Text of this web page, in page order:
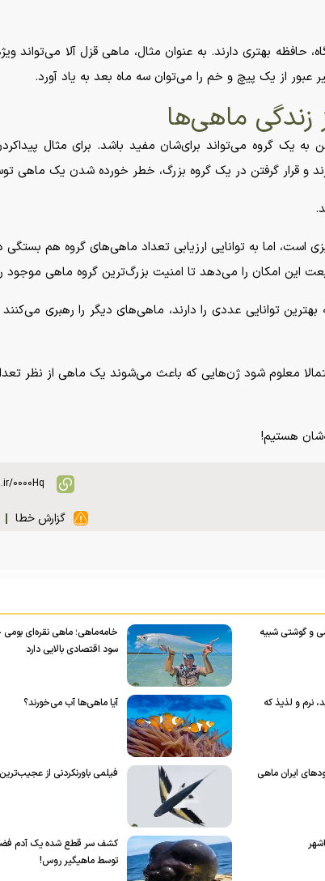
حافظه بهتری دارند. به عنوان مثال، ماهی قزل آلا می‌تواند
عبور از یک پیچ و خم را می‌توان سه ماه بعد به یاد آورد.
ماهی‌ها
به یک گروه می‌تواند برای‌شان مفید باشد. برای مثال
و قرار گرفتن در یک گروه بزرگ، خطر خورده شدن یک
اما به توانایی ارزیابی تعداد ماهی‌های گروه هم بستگی
امکان را می‌دهد تا امنیت بزرگ‌ترین گروه ماهی موجود
بهترین توانایی عددی را دارند، ماهی‌های دیگر را رهبری
معلوم شود ژن‌هایی که باعث می‌شوند یک ماهی از نظر
گزارش خطا
و گوشتی شبیه
خامه‌ماهی؛ ماهی نقره‌ای
سود اقتصادی بالایی دارد
نرم و لذیذ که
آیا ماهی‌ها آب می‌خورند؟
ایران ماهی
فیلمی باورنکردنی از
کشف سر قطع شده یک آدم
توسط ماهیگیر روس!